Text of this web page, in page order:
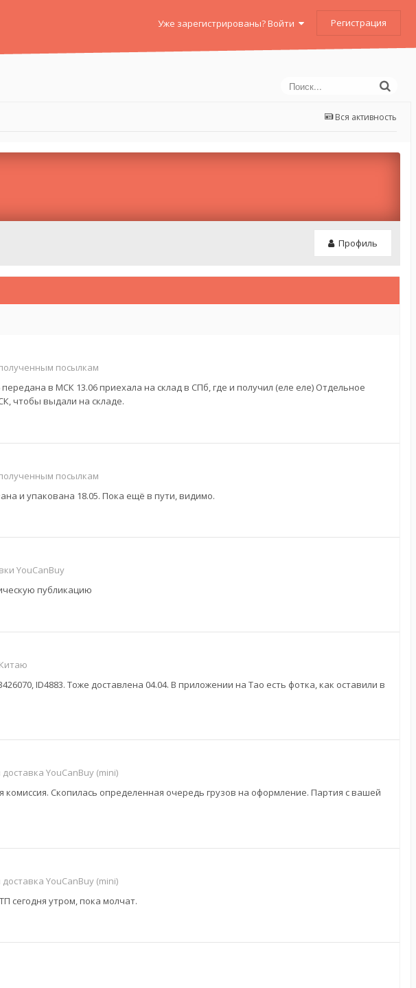
Уже зарегистрированы? Войти Регистрация
Вся активность
Профиль
посылкам
в МСК 13.06 приехала на склад в СПб, где и получил (еле еле) Отдельное
чтобы выдали на складе.
посылкам
и упакована 18.05. Пока ещё в пути, видимо.
YouCanBuy
публикацию
ID4883. Тоже доставлена 04.04. В приложении на Тао есть фотка, как оставили в
YouCanBuy (mini)
Скопилась определенная очередь грузов на оформление. Партия с вашей
YouCanBuy (mini)
сегодня утром, пока молчат.